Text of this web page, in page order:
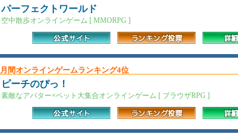
パーフェクトワールド
空中散歩オンラインゲーム [ MMORPG ]
月間オンラインゲームランキング4位
ピーチのぴっ！
素敵なアバター×ペット大集合オンラインゲーム [ ブラウザRPG ]